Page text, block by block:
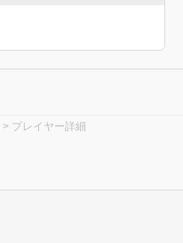
> プレイヤー詳細